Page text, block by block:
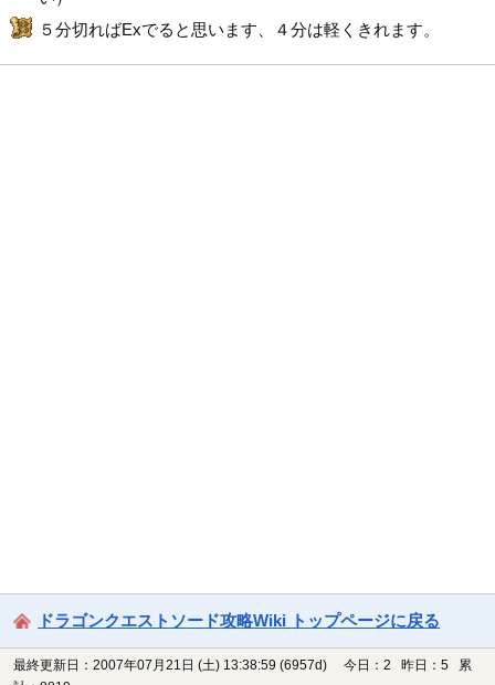
５分切ればExでると思います、４分は軽くきれます。
ドラゴンクエストソード攻略Wiki トップページに戻る
最終更新日：2007年07月21日 (土) 13:38:59 (6957d)
今日：2 昨日：5 累